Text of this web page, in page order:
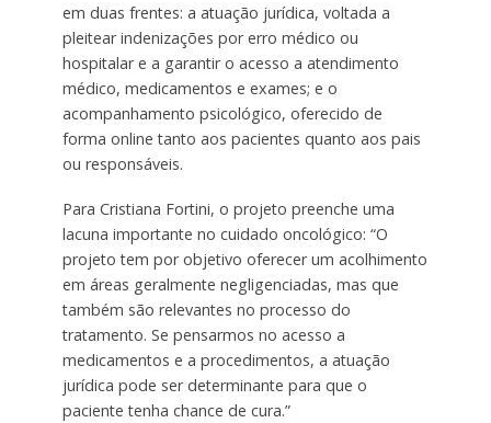
em duas frentes: a atuação jurídica, voltada a
pleitear indenizações por erro médico ou
hospitalar e a garantir o acesso a atendimento
médico, medicamentos e exames; e o
acompanhamento psicológico, oferecido de
forma online tanto aos pacientes quanto aos pais
ou responsáveis.
Para Cristiana Fortini, o projeto preenche uma
lacuna importante no cuidado oncológico: “O
projeto tem por objetivo oferecer um acolhimento
em áreas geralmente negligenciadas, mas que
também são relevantes no processo do
tratamento. Se pensarmos no acesso a
medicamentos e a procedimentos, a atuação
jurídica pode ser determinante para que o
paciente tenha chance de cura.”